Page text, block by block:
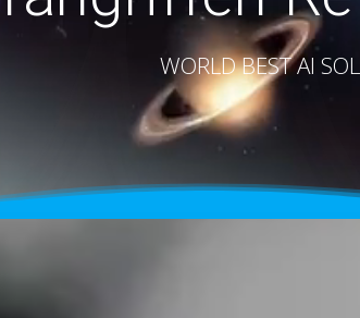
WORLD BEST AI